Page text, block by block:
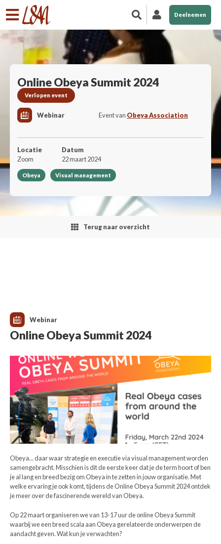
Deelnemen
Online Obeya Summit 2024
Verlopen event
Webinar Event van Obeya Association
Locatie
Zoom
Datum
22 maart 2024
Obeya Visual management
Terug naar overzicht
Webinar
Online Obeya Summit 2024
Obeya... daar waar strategie en executie via visual management worden
samengebracht. Misschien is dit de eerste keer dat je de term hoort of ben
je al lang en breed bezig om Obeya in te zetten in jouw organisatie. Met
welke ervaring je ook komt, tijdens de Online Obeya Summit 2024 ontdek
je meer over de fascinerende wereld van Obeya.
Op 22 maart organiseren we van 13-17 uur de online Obeya Summit
waarbij we een breed scala aan Obeya gerelateerde onderwerpen de
aandacht geven. Wat kun je verwachten?